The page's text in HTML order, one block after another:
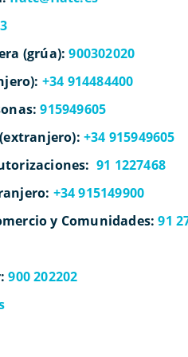
(grúa): 900302020
+34 914484400
915949605
+34 915949605
91 1227468
+34 915149900
y Comunidades: 91
900 202202